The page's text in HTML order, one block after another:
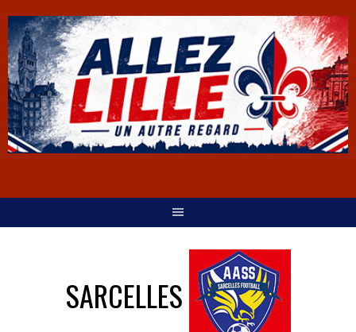
SARCELLES